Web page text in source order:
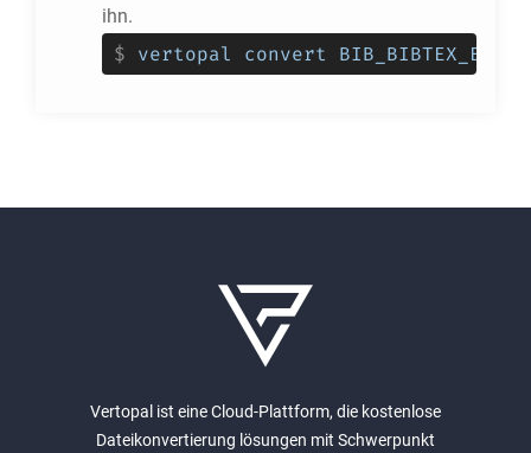
ihn.
$ vertopal convert
Vertopal ist eine Cloud-Plattform, die kostenlose
Dateikonvertierung lösungen mit Schwerpunkt